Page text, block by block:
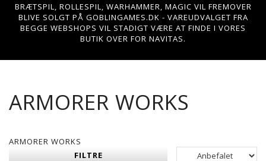
BRÆTSPIL, ROLLESPIL, WARHAMMER, MAGIC VIL FREMOVER
BLIVE SOLGT PÅ GOBLINGAMES.DK - VAREUDVALGET FRA
BEGGE WEBSHOPS VIL STADIGT VÆRE AT FINDE I VORES
BUTIK OVER FOR NAVITAS.
ARMORER WORKS
ARMORER WORKS
FILTRE